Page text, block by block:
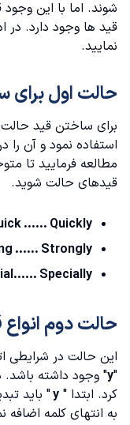
شوند. اما با این
قید ها وجود دارد. در
نمایید.
حالت اول برای
برای ساختن قید
استفاده نمود و آن را
مطالعه فرمایید تا
قیدهای حالت شوید.
...... Quickly
...... Strongly
Specially
حالت دوم
این حالت در شرایطی
"
y" وجود داشته باشد.
کرد. ابتدا " y" باید
به انتهای کلمه اضافه